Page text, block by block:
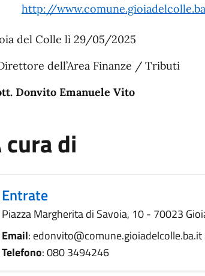
http://
del Colle lì 29/05/2025
dell’Area Finanze / Tributi
Donvito Emanuele Vito
cura di
Entrate
Piazza Margherita di Savoia, 10 - 70023
Email: edonvito@comune.gioiadelcolle.ba.it
Telefono: 080 3494246